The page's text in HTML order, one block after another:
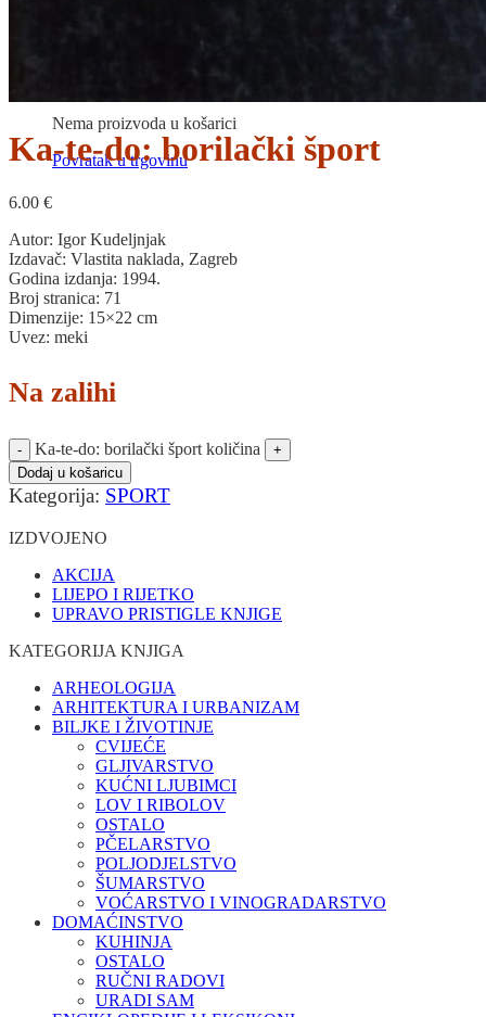
Nema proizvoda u košarici
Povratak u trgovinu
Ka-te-do: borilački šport
6.00 €
Autor: Igor Kudeljnjak
Izdavač: Vlastita naklada, Zagreb
Godina izdanja: 1994.
Broj stranica: 71
Dimenzije: 15×22 cm
Uvez: meki
Na zalihi
Ka-te-do: borilački šport količina
Dodaj u košaricu
Kategorija: SPORT
IZDVOJENO
AKCIJA
LIJEPO I RIJETKO
UPRAVO PRISTIGLE KNJIGE
KATEGORIJA KNJIGA
ARHEOLOGIJA
ARHITEKTURA I URBANIZAM
BILJKE I ŽIVOTINJE
CVIJEĆE
GLJIVARSTVO
KUĆNI LJUBIMCI
LOV I RIBOLOV
OSTALO
PČELARSTVO
POLJODJELSTVO
ŠUMARSTVO
VOĆARSTVO I VINOGRADARSTVO
DOMAĆINSTVO
KUHINJA
OSTALO
RUČNI RADOVI
URADI SAM